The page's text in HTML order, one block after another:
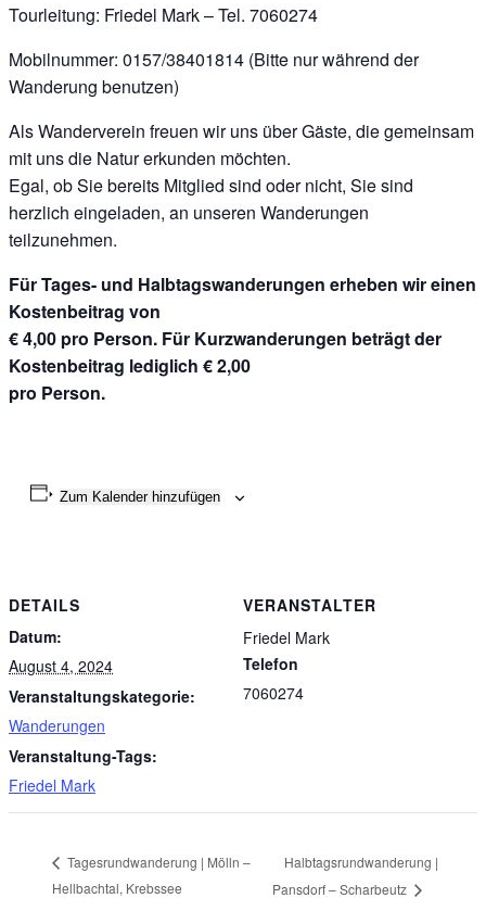
Tourleitung: Friedel Mark – Tel. 7060274
Mobilnummer: 0157/38401814 (Bitte nur während der
Wanderung benutzen)
Als Wanderverein freuen wir uns über Gäste, die gemeinsam
mit uns die Natur erkunden möchten.
Egal, ob Sie bereits Mitglied sind oder nicht, Sie sind
herzlich eingeladen, an unseren Wanderungen
teilzunehmen.
Für Tages- und Halbtagswanderungen erheben wir einen
Kostenbeitrag von
€ 4,00 pro Person. Für Kurzwanderungen beträgt der
Kostenbeitrag lediglich € 2,00
pro Person.
Zum Kalender hinzufügen
DETAILS
Datum:
August 4, 2024
Veranstaltungskategorie:
Wanderungen
Veranstaltung-Tags:
Friedel Mark
VERANSTALTER
Friedel Mark
Telefon
7060274
Tagesrundwanderung | Mölln –
Hellbachtal, Krebssee
Halbtagsrundwanderung |
Pansdorf – Scharbeutz